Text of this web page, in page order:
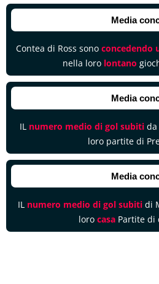
Media
Contea di Ross sono concedendo
nella loro lontano
Media
IL numero medio di gol subitida
loro partite di
Media
IL numero medio di gol subitidi
loro casa Partite di